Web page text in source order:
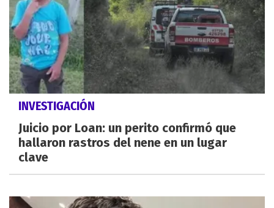
INVESTIGACIÓN
Juicio por Loan: un perito confirmó que
hallaron rastros del nene en un lugar
clave